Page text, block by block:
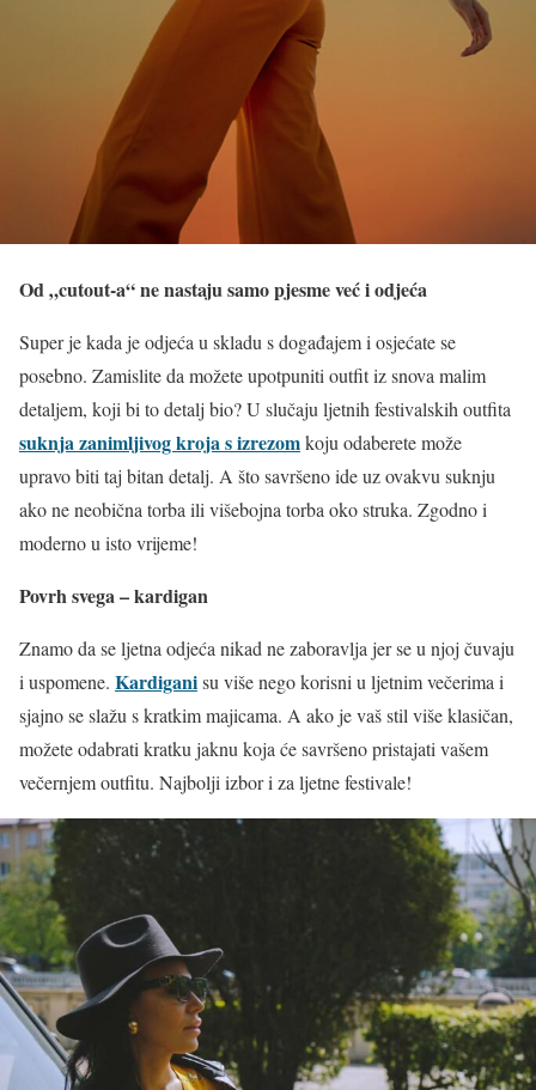
Od „cutout-a“ ne nastaju samo pjesme već i odjeća
Super je kada je odjeća u skladu s događajem i osjećate se
posebno. Zamislite da možete upotpuniti outfit iz snova malim
detaljem, koji bi to detalj bio? U slučaju ljetnih festivalskih outfita
suknja zanimljivog kroja s izrezomkoju odaberete može
upravo biti taj bitan detalj. A što savršeno ide uz ovakvu suknju
ako ne neobična torba ili višebojna torba oko struka. Zgodno i
moderno u isto vrijeme!
Povrh svega – kardigan
Znamo da se ljetna odjeća nikad ne zaboravlja jer se u njoj čuvaju
i uspomene. Kardiganisu više nego korisni u ljetnim večerima i
sjajno se slažu s kratkim majicama. A ako je vaš stil više klasičan,
možete odabrati kratku jaknu koja će savršeno pristajati vašem
večernjem outfitu. Najbolji izbor i za ljetne festivale!